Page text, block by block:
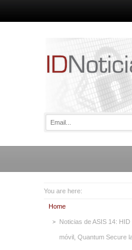
You are here:
Home
Noticias de ASIS 14:
móvil, Quantum Secure